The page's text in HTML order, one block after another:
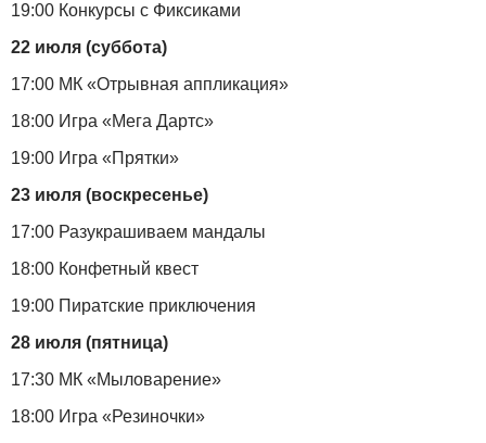
19:00 Конкурсы с Фиксиками
22 июля (суббота)
17:00 МК «Отрывная аппликация»
18:00 Игра «Мега Дартс»
19:00 Игра «Прятки»
23 июля (воскресенье)
17:00 Разукрашиваем мандалы
18:00 Конфетный квест
19:00 Пиратские приключения
28 июля (пятница)
17:30 МК «Мыловарение»
18:00 Игра «Резиночки»